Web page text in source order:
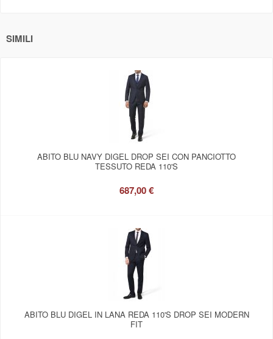
SIMILI
ABITO BLU NAVY DIGEL DROP SEI CON PANCIOTTO
TESSUTO REDA 110'S
687,00 €
ABITO BLU DIGEL IN LANA REDA 110'S DROP SEI MODERN
FIT